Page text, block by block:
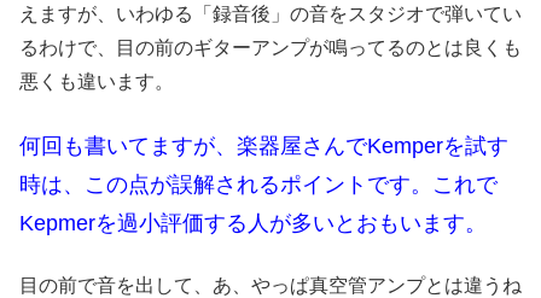
えますが、いわゆる「録音後」の音をスタジオで弾いてい
るわけで、目の前のギターアンプが鳴ってるのとは良くも
悪くも違います。
何回も書いてますが、楽器屋さんでKemperを試す
時は、この点が誤解されるポイントです。これで
Kepmerを過小評価する人が多いとおもいます。
目の前で音を出して、あ、やっぱ真空管アンプとは違うね